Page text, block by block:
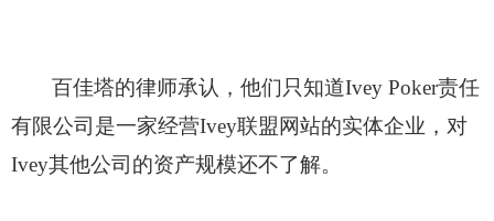
百佳塔的律师承认，他们只知道Ivey Poker责任
有限公司是一家经营Ivey联盟网站的实体企业，对
Ivey其他公司的资产规模还不了解。